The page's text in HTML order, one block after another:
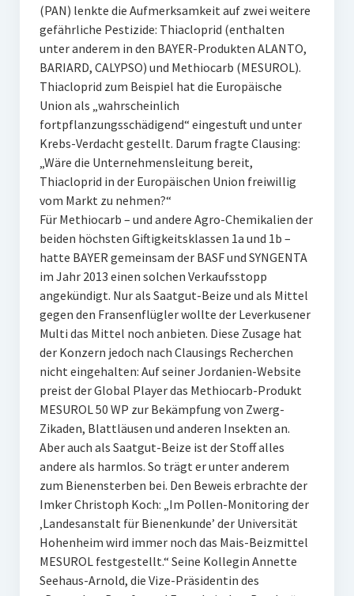
(PAN) lenkte die Aufmerksamkeit auf zwei weitere
gefährliche Pestizide: Thiacloprid (enthalten
unter anderem in den BAYER-Produkten ALANTO,
BARIARD, CALYPSO) und Methiocarb (MESUROL).
Thiacloprid zum Beispiel hat die Europäische
Union als „wahrscheinlich
fortpflanzungsschädigend“ eingestuft und unter
Krebs-Verdacht gestellt. Darum fragte Clausing:
„Wäre die Unternehmensleitung bereit,
Thiacloprid in der Europäischen Union freiwillig
vom Markt zu nehmen?“
Für Methiocarb – und andere Agro-Chemikalien der
beiden höchsten Giftigkeitsklassen 1a und 1b –
hatte BAYER gemeinsam der BASF und SYNGENTA
im Jahr 2013 einen solchen Verkaufsstopp
angekündigt. Nur als Saatgut-Beize und als Mittel
gegen den Fransenflügler wollte der Leverkusener
Multi das Mittel noch anbieten. Diese Zusage hat
der Konzern jedoch nach Clausings Recherchen
nicht eingehalten: Auf seiner Jordanien-Website
preist der Global Player das Methiocarb-Produkt
MESUROL 50 WP zur Bekämpfung von Zwerg-
Zikaden, Blattläusen und anderen Insekten an.
Aber auch als Saatgut-Beize ist der Stoff alles
andere als harmlos. So trägt er unter anderem
zum Bienensterben bei. Den Beweis erbrachte der
Imker Christoph Koch: „Im Pollen-Monitoring der
‚Landesanstalt für Bienenkunde’ der Universität
Hohenheim wird immer noch das Mais-Beizmittel
MESUROL festgestellt.“ Seine Kollegin Annette
Seehaus-Arnold, die Vize-Präsidentin des